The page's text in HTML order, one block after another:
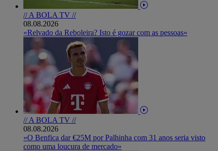
// A BOLA TV //
08.08.2026
«Relvado da Reboleira? Isto é gozar com as pessoas»
// A BOLA TV //
08.08.2026
«O Benfica dar €25M por Palhinha com 31 anos seria visto
como uma loucura de mercado»